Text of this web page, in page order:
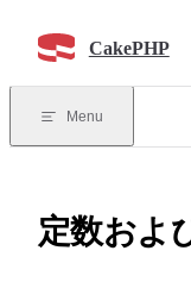
CakePHP
Menu
定数およ